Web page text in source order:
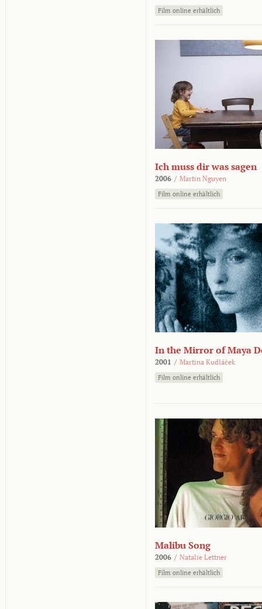
Film online erhältlich
Ich muss dir was sagen
2006 / Martin Nguyen
Film online erhältlich
In the Mirror of Maya
2001 / Martina Kudláček
Film online erhältlich
Malibu Song
2006 / Natalie Lettner
Film online erhältlich